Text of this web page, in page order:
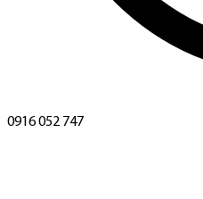
0916 052 747